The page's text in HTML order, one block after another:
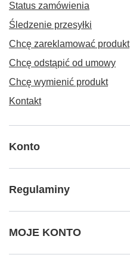
Status zamówienia
Śledzenie przesyłki
Chcę zareklamować produkt
Chcę odstąpić od umowy
Chcę wymienić produkt
Kontakt
Konto
Regulaminy
MOJE KONTO